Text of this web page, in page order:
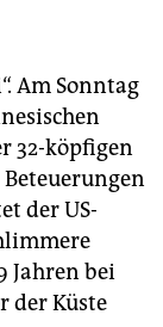
Am Sonntag
32-köpfigen
der US-
Jahren bei
der Küste